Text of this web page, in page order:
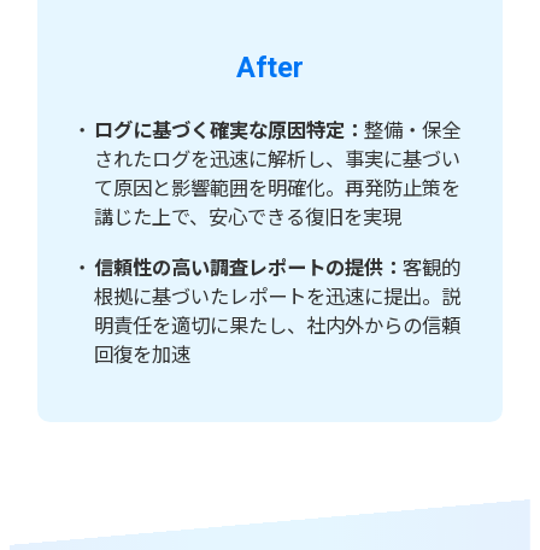
After
ログに基づく確実な原因特定：整備・保全
されたログを迅速に解析し、事実に基づい
て原因と影響範囲を明確化。再発防止策を
講じた上で、安心できる復旧を実現
信頼性の高い調査レポートの提供：客観的
根拠に基づいたレポートを迅速に提出。説
明責任を適切に果たし、社内外からの信頼
回復を加速